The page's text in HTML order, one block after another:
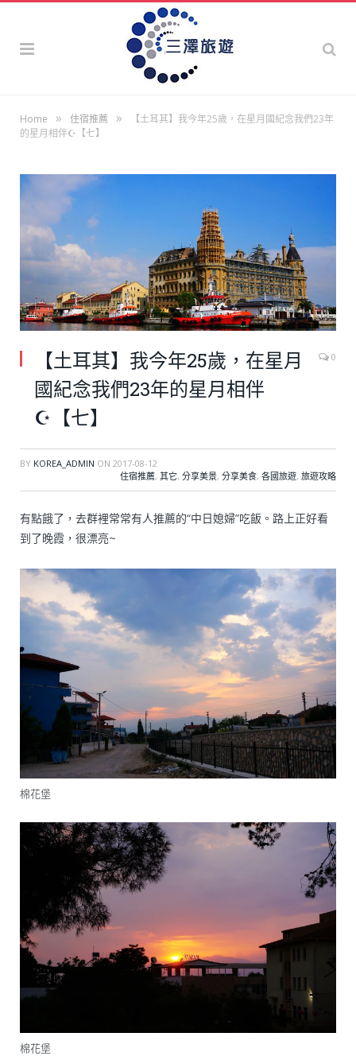
Home » 住宿推薦 »
【土耳其】我今年25歲，在星月國紀念我們23年
的星月相伴☪【七】
【土耳其】我今年25歲，在星月
國紀念我們23年的星月相伴
☪【七】
0
BY KOREA_ADMIN ON 2017-08-12
住宿推薦, 其它, 分享美景, 分享美食, 各國旅遊, 旅遊攻略
有點餓了，去群裡常常有人推薦的“中日媳婦”吃飯。路上正好看
到了晚霞，很漂亮~
棉花堡
棉花堡